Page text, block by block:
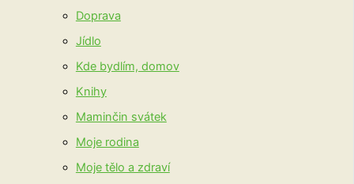
Doprava
Jídlo
Kde bydlím, domov
Knihy
Maminčin svátek
Moje rodina
Moje tělo a zdraví